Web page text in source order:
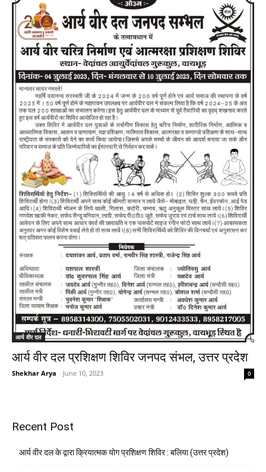
आर्य वीर दल
आर्य वीर दल प्रशिक्षण शिविर जनपद संभल, उत्तर प्रदेश
Shekhar Arya - June 10, 2023 0
Recent Post
आर्य वीर दल के द्वारा क्रियात्मक योग प्रशिक्षण शिविर : बलिया (उत्तर प्रदेश)